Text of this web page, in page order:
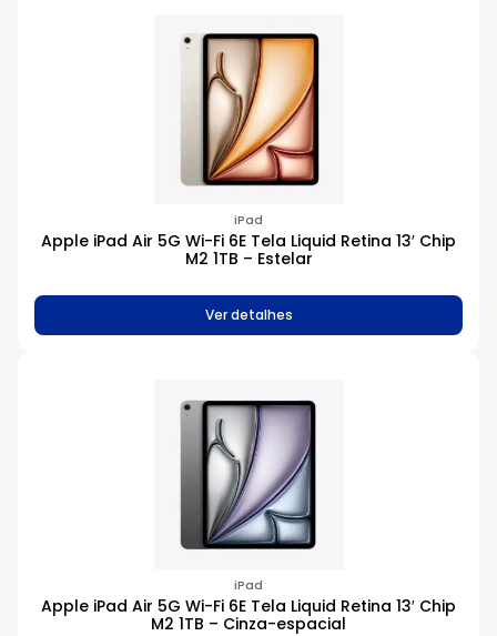
iPad
Apple iPad Air 5G Wi-Fi 6E Tela Liquid Retina 13′ Chip
M2 1TB – Estelar
Ver detalhes
iPad
Apple iPad Air 5G Wi-Fi 6E Tela Liquid Retina 13′ Chip
M2 1TB – Cinza-espacial